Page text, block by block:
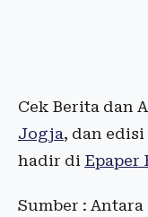
Cek Berita dan
Jogja, dan
hadir di Epaper
Sumber : Antara